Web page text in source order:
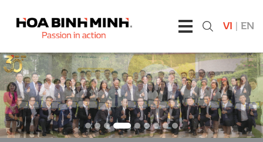
VI | EN